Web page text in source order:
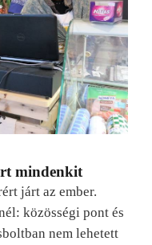
mindenkit
járt az ember.
közösségi pont és
nem lehetett